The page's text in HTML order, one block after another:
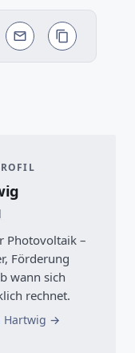
Photovoltaik –
Förderung
wann sich
rechnet.
Hartwig